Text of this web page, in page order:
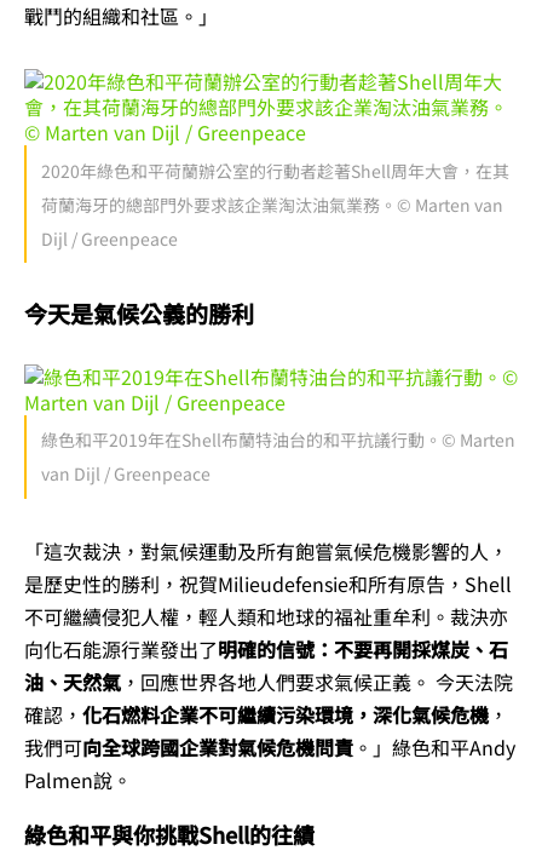
戰鬥的組織和社區。」
2020年綠色和平荷蘭辦公室的行動者趁著Shell周年大會，在其
荷蘭海牙的總部門外要求該企業淘汰油氣業務。© Marten van
Dijl / Greenpeace
今天是氣候公義的勝利
綠色和平2019年在Shell布蘭特油台的和平抗議行動。© Marten
van Dijl / Greenpeace
「這次裁決，對氣候運動及所有飽嘗氣候危機影響的人，
是歷史性的勝利，祝賀Milieudefensie和所有原告，Shell
不可繼續侵犯人權，輕人類和地球的福祉重牟利。裁決亦
向化石能源行業發出了明確的信號：不要再開採煤炭、石
油、天然氣 ，回應世界各地人們要求氣候正義。 今天法院
確認， 化石燃料企業不可繼續污染環境，深化氣候危機，
我們可向全球跨國企業對氣候危機問責 。」綠色和平Andy
Palmen說。
綠色和平與你挑戰Shell的往績